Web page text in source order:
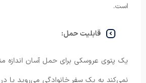
است.
قابلیت حمل:
یک پتوی عروسکی برای حمل آسان اندازه
نمی‌کند به یک سفر خانوادگی می‌روید یا